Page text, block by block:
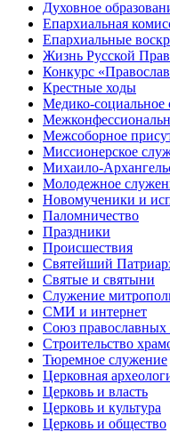
Духовное
Епархиальная
Епархиальные
Жизнь Русской
Конкурс
Крестные ходы
Медико-социальное
Межсоборное
Миссионерское
Михаило-
Молодежное
Новомученики и
Паломничество
Праздники
Происшествия
Святейший
Святые и святыни
Служение
СМИ и интернет
Союз
Строительство
Тюремное служение
Церковная
Церковь и власть
Церковь и культура
Церковь и общество